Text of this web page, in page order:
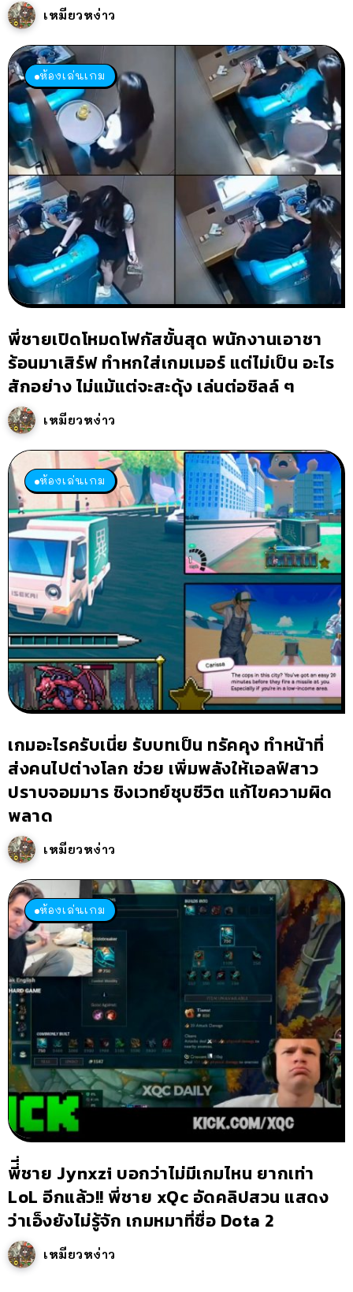
เหมียวหง่าว
ห้องเล่นเกม
พี่ชายเปิดโหมดโฟกัสขั้นสุด พนักงานเอาชา
ร้อนมาเสิร์ฟ ทำหกใส่เกมเมอร์ แต่ไม่เป็น อะไร
สักอย่าง ไม่แม้แต่จะสะดุ้ง เล่นต่อชิลล์ ๆ
เหมียวหง่าว
ห้องเล่นเกม
เกมอะไรครับเนี่ย รับบทเป็น ทรัคคุง ทำหน้าที่
ส่งคนไปต่างโลก ช่วย เพิ่มพลังให้เอลฟ์สาว
ปราบจอมมาร ชิงเวทย์ชุบชีวิต แก้ไขความผิด
พลาด
เหมียวหง่าว
ห้องเล่นเกม
พี่ี่ชาย Jynxzi บอกว่าไม่มีเกมไหน ยากเท่า
LoL อีกแล้ว!! พี่ชาย xQc อัดคลิปสวน แสดง
ว่าเอ็งยังไม่รู้จัก เกมหมาที่ชื่อ Dota 2
เหมียวหง่าว